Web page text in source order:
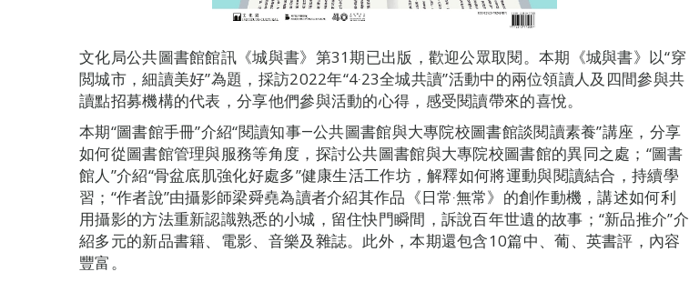
文化局公共圖書館館訊《城與書》第31期已出版，歡迎公眾取閱。本期《城與書》以“穿
閲城市，細讀美好”為題，採訪2022年“4‧23全城共讀”活動中的兩位領讀人及四間參與共
讀點招募機構的代表，分享他們參與活動的心得，感受閱讀帶來的喜悅。
本期“圖書館手冊”介紹“閱讀知事―公共圖書館與大專院校圖書館談閱讀素養”講座，分享
如何從圖書館管理與服務等角度，探討公共圖書館與大專院校圖書館的異同之處；“圖書
館人”介紹“骨盆底肌強化好處多”健康生活工作坊，解釋如何將運動與閱讀結合，持續學
習；“作者說”由攝影師梁舜堯為讀者介紹其作品《日常‧無常》的創作動機，講述如何利
用攝影的方法重新認識熟悉的小城，留住快門瞬間，訴說百年世遺的故事；“新品推介”介
紹多元的新品書籍、電影、音樂及雜誌。此外，本期還包含10篇中、葡、英書評，內容
豐富。